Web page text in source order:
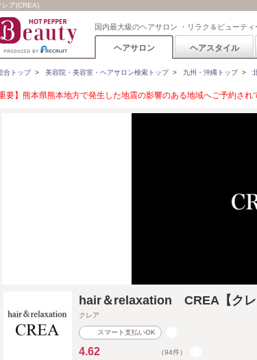
レア(CREA)
国内最大級のヘアサロン ・リラク＆ビューテ
ヘアサロン ヘアスタイル
合トップ> 美容院・美容室・ヘアサロン検索トップ> 九州・沖縄トップ>
重要】熊本県熊本地方で発生した地震の影響のある地域へご予約され
hair＆relaxation CREA【クレ
クレア
スマート支払いOK
4.62 （94件）